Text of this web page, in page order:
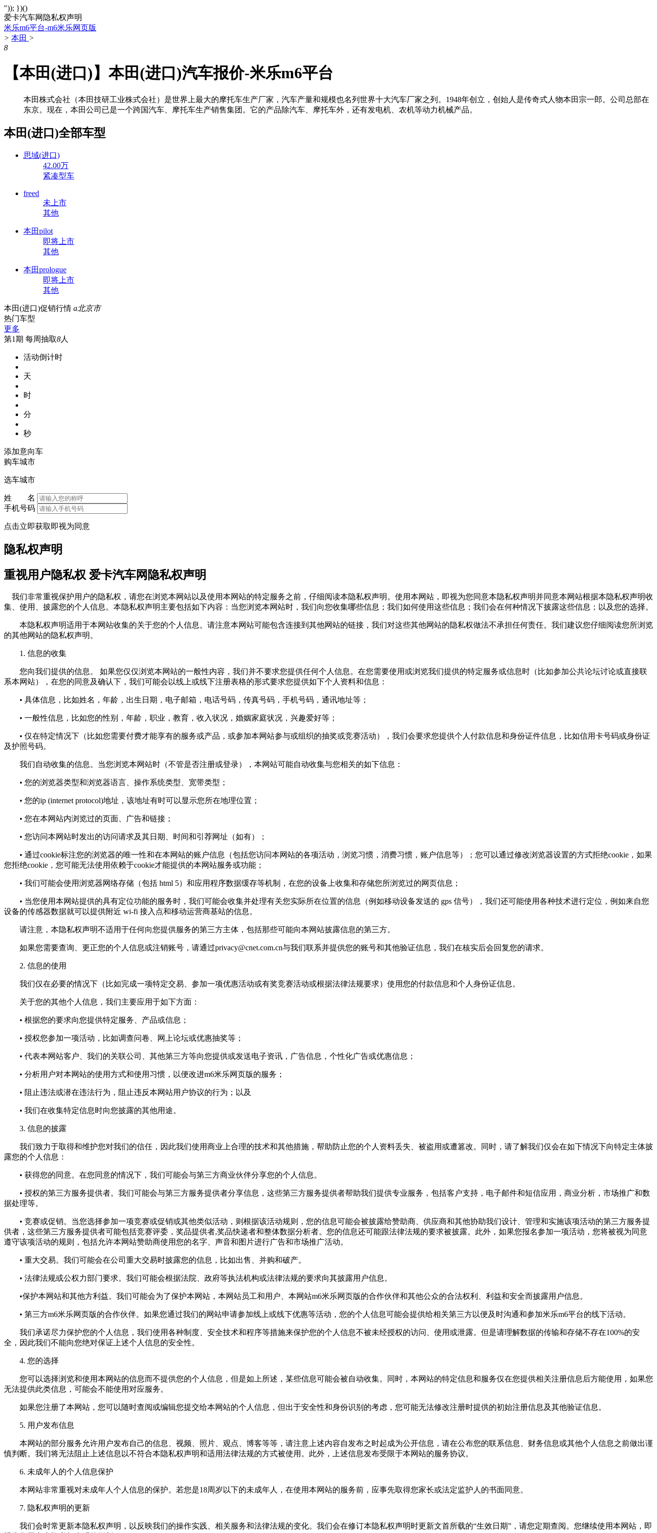
")); })()
爱卡汽车网隐私权声明
米乐m6平台-m6米乐网页版
> 本田 >
8
【本田(进口)】本田(进口)汽车报价-米乐m6平台
本田株式会社（本田技研工业株式会社）是世界上最大的摩托车生产厂家，汽车产量和规模也名列世界十大汽车厂家之列。1948年创立，创始人是传奇式人物本田宗一郎。公司总部在
东京。现在，本田公司已是一个跨国汽车、摩托车生产销售集团。它的产品除汽车、摩托车外，还有发电机、农机等动力机械产品。
本田(进口)全部车型
思域(进口)
42.00万
紧凑型车
freed
未上市
其他
本田pilot
即将上市
其他
本田prologue
即将上市
其他
本田(进口)促销行情 a北京市
热门车型
更多
第1期 每周抽取8人
活动倒计时
天
时
分
秒
添加意向车
购车城市
选车城市
姓 名
手机号码
点击立即获取即视为同意
隐私权声明
重视用户隐私权 爱卡汽车网隐私权声明
我们非常重视保护用户的隐私权，请您在浏览本网站以及使用本网站的特定服务之前，仔细阅读本隐私权声明。使用本网站，即视为您同意本隐私权声明并同意本网站根据本隐私权声明收
集、使用、披露您的个人信息。本隐私权声明主要包括如下内容：当您浏览本网站时，我们向您收集哪些信息；我们如何使用这些信息；我们会在何种情况下披露这些信息；以及您的选择。
本隐私权声明适用于本网站收集的关于您的个人信息。请注意本网站可能包含连接到其他网站的链接，我们对这些其他网站的隐私权做法不承担任何责任。我们建议您仔细阅读您所浏览
的其他网站的隐私权声明。
1. 信息的收集
您向我们提供的信息。 如果您仅仅浏览本网站的一般性内容，我们并不要求您提供任何个人信息。在您需要使用或浏览我们提供的特定服务或信息时（比如参加公共论坛讨论或直接联
系本网站），在您的同意及确认下，我们可能会以线上或线下注册表格的形式要求您提供如下个人资料和信息：
• 具体信息，比如姓名，年龄，出生日期，电子邮箱，电话号码，传真号码，手机号码，通讯地址等；
• 一般性信息，比如您的性别，年龄，职业，教育，收入状况，婚姻家庭状况，兴趣爱好等；
• 仅在特定情况下（比如您需要付费才能享有的服务或产品，或参加本网站参与或组织的抽奖或竞赛活动），我们会要求您提供个人付款信息和身份证件信息，比如信用卡号码或身份证
及护照号码。
我们自动收集的信息。当您浏览本网站时（不管是否注册或登录），本网站可能自动收集与您相关的如下信息：
• 您的浏览器类型和浏览器语言、操作系统类型、宽带类型；
• 您的ip (internet protocol)地址，该地址有时可以显示您所在地理位置；
• 您在本网站内浏览过的页面、广告和链接；
• 您访问本网站时发出的访问请求及其日期、时间和引荐网址（如有）；
• 通过cookie标注您的浏览器的唯一性和在本网站的账户信息（包括您访问本网站的各项活动，浏览习惯，消费习惯，账户信息等）；您可以通过修改浏览器设置的方式拒绝cookie，如果
您拒绝cookie，您可能无法使用依赖于cookie才能提供的本网站服务或功能；
• 我们可能会使用浏览器网络存储（包括 html 5）和应用程序数据缓存等机制，在您的设备上收集和存储您所浏览过的网页信息；
• 当您使用本网站提供的具有定位功能的服务时，我们可能会收集并处理有关您实际所在位置的信息（例如移动设备发送的 gps 信号），我们还可能使用各种技术进行定位，例如来自您
设备的传感器数据就可以提供附近 wi-fi 接入点和移动运营商基站的信息。
请注意，本隐私权声明不适用于任何向您提供服务的第三方主体，包括那些可能向本网站披露信息的第三方。
如果您需要查询、更正您的个人信息或注销账号，请通过privacy@cnet.com.cn与我们联系并提供您的账号和其他验证信息，我们在核实后会回复您的请求。
2. 信息的使用
我们仅在必要的情况下（比如完成一项特定交易、参加一项优惠活动或有奖竞赛活动或根据法律法规要求）使用您的付款信息和个人身份证信息。
关于您的其他个人信息，我们主要应用于如下方面：
• 根据您的要求向您提供特定服务、产品或信息；
• 授权您参加一项活动，比如调查问卷、网上论坛或优惠抽奖等；
• 代表本网站客户、我们的关联公司、其他第三方等向您提供或发送电子资讯，广告信息，个性化广告或优惠信息；
• 分析用户对本网站的使用方式和使用习惯，以便改进m6米乐网页版的服务；
• 阻止违法或潜在违法行为，阻止违反本网站用户协议的行为；以及
• 我们在收集特定信息时向您披露的其他用途。
3. 信息的披露
我们致力于取得和维护您对我们的信任，因此我们使用商业上合理的技术和其他措施，帮助防止您的个人资料丢失、被盗用或遭篡改。同时，请了解我们仅会在如下情况下向特定主体披
露您的个人信息：
• 获得您的同意。在您同意的情况下，我们可能会与第三方商业伙伴分享您的个人信息。
• 授权的第三方服务提供者。我们可能会与第三方服务提供者分享信息，这些第三方服务提供者帮助我们提供专业服务，包括客户支持，电子邮件和短信应用，商业分析，市场推广和数
据处理等。
• 竞赛或促销。当您选择参加一项竞赛或促销或其他类似活动，则根据该活动规则，您的信息可能会被披露给赞助商、供应商和其他协助我们设计、管理和实施该项活动的第三方服务提
供者，这些第三方服务提供者可能包括竞赛评委，奖品提供者,奖品快递者和整体数据分析者。您的信息还可能跟法律法规的要求被披露。此外，如果您报名参加一项活动，您将被视为同意
遵守该项活动的规则，包括允许本网站赞助商使用您的名字、声音和图片进行广告和市场推广活动。
• 重大交易。我们可能会在公司重大交易时披露您的信息，比如出售、并购和破产。
• 法律法规或公权力部门要求。我们可能会根据法院、政府等执法机构或法律法规的要求向其披露用户信息。
•保护本网站和其他方利益。我们可能会为了保护本网站，本网站员工和用户、本网站m6米乐网页版的合作伙伴和其他公众的合法权利、利益和安全而披露用户信息。
• 第三方m6米乐网页版的合作伙伴。如果您通过我们的网站申请参加线上或线下优惠等活动，您的个人信息可能会提供给相关第三方以便及时沟通和参加米乐m6平台的线下活动。
我们承诺尽力保护您的个人信息，我们使用各种制度、安全技术和程序等措施来保护您的个人信息不被未经授权的访问、使用或泄露。但是请理解数据的传输和存储不存在100%的安
全，因此我们不能向您绝对保证上述个人信息的安全性。
4. 您的选择
您可以选择浏览和使用本网站的信息而不提供您的个人信息，但是如上所述，某些信息可能会被自动收集。同时，本网站的特定信息和服务仅在您提供相关注册信息后方能使用，如果您
无法提供此类信息，可能会不能使用对应服务。
如果您注册了本网站，您可以随时查阅或编辑您提交给本网站的个人信息，但出于安全性和身份识别的考虑，您可能无法修改注册时提供的初始注册信息及其他验证信息。
5. 用户发布信息
本网站的部分服务允许用户发布自己的信息、视频、照片、观点、博客等等，请注意上述内容自发布之时起成为公开信息，请在公布您的联系信息、财务信息或其他个人信息之前做出谨
慎判断。我们将无法阻止上述信息以不符合本隐私权声明和适用法律法规的方式被使用。此外，上述信息发布受限于本网站的服务协议。
6. 未成年人的个人信息保护
本网站非常重视对未成年人个人信息的保护。若您是18周岁以下的未成年人，在使用本网站的服务前，应事先取得您家长或法定监护人的书面同意。
7. 隐私权声明的更新
我们会时常更新本隐私权声明，以反映我们的操作实践、相关服务和法律法规的变化。我们会在修订本隐私权声明时更新文首所载的“生效日期”，请您定期查阅。您继续使用本网站，即